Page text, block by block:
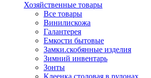
Хозяйственные товары
Все товары
Винилискожа
Галантерея
Емкости бытовые
Замки.скобянные изделия
Зимний инвентарь
Зонты
Клеенка столовая в рулонах